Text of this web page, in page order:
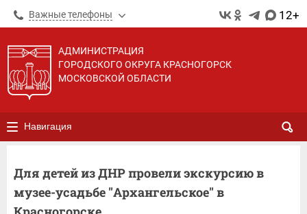
Важные телефоны 12+
АДМИНИСТРАЦИЯ
ГОРОДСКОГО ОКРУГА КРАСНОГОРСК
МОСКОВСКОЙ ОБЛАСТИ
Навигация
Для детей из ДНР провели экскурсию в
музее-усадьбе "Архангельское" в